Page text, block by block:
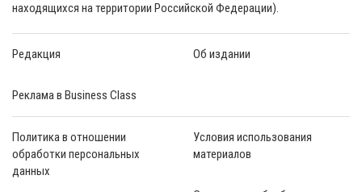
находящихся на территории Российской Федерации).
Редакция Об издании
Реклама в Business Class
Политика в отношении
обработки персональных
данных
Условия использования
материалов